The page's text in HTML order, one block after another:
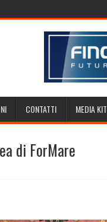
CONTATTI MEDIA KIT
di ForMare